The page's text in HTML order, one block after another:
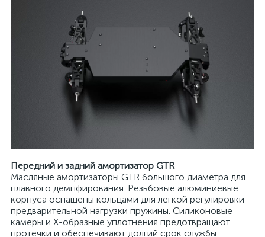
Передний и задний амортизатор GTR
Масляные амортизаторы GTR большого диаметра для
плавного демпфирования. Резьбовые алюминиевые
корпуса оснащены кольцами для легкой регулировки
предварительной нагрузки пружины. Силиконовые
камеры и X-образные уплотнения предотвращают
протечки и обеспечивают долгий срок службы.